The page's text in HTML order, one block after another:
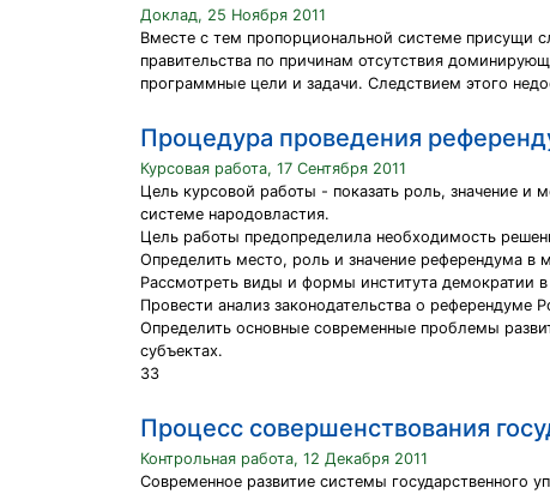
Доклад, 25 Ноября 2011
Вместе с тем пропорциональной системе присущи
правительства по причинам отсутствия
программные цели и задачи. Следствием этого
Процедура проведения
Курсовая работа, 17 Сентября 2011
Цель курсовой работы - показать роль, значение
системе народовластия.
Цель работы предопределила необходимость
Определить место, роль и значение референдума в
Рассмотреть виды и формы института демократии
Провести анализ законодательства о референдуме
Определить основные современные проблемы
субъектах.
33
Процесс совершенствования
Контрольная работа, 12 Декабря 2011
Современное развитие системы государственного